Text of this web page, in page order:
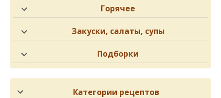
Горячее
Закуски, салаты, супы
Подборки
Категории рецептов